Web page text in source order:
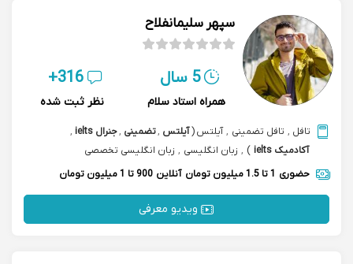
سپهر سلیمانفلاح
5 سال
همراه استاد سلام
316+
نظر ثبت شده
تافل , تافل تضمینی , آیلتس(آیلتس ,تضمینی ,جنرال ielts
,
آکادمیک ielts
)
, زبان انگلیسی , زبان انگلیسی تخصصی
حضوری 1 تا 1.5 میلیون تومان آنلاین 900 تا 1 میلیون تومان
ویدیو معرفی